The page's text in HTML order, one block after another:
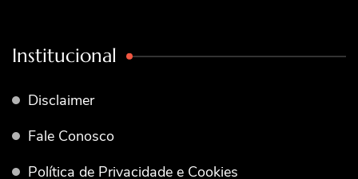
Institucional
Disclaimer
Fale Conosco
Política de Privacidade e Cookies